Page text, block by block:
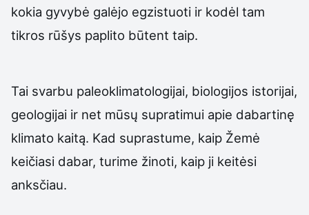
kokia gyvybė galėjo egzistuoti ir kodėl tam
tikros rūšys paplito būtent taip.
Tai svarbu paleoklimatologijai, biologijos istorijai,
geologijai ir net mūsų supratimui apie dabartinę
klimato kaitą. Kad suprastume, kaip Žemė
keičiasi dabar, turime žinoti, kaip ji keitėsi
anksčiau.